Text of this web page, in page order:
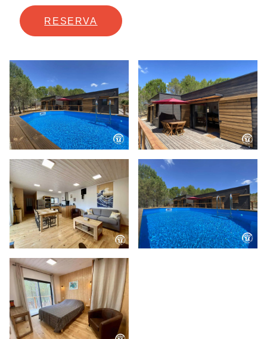
RESERVA